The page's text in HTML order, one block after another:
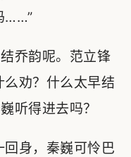
……”
乔韵呢。范立锋
劝？什么太早结
听得进去吗？
身，秦巍可怜巴